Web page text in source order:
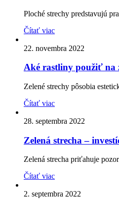
Ploché strechy predstavujú
Čítať viac
22. novembra 2022
Aké rastliny použiť na
Zelené strechy pôsobia
Čítať viac
28. septembra 2022
Zelená strecha –
Zelená strecha priťahuje
Čítať viac
2. septembra 2022